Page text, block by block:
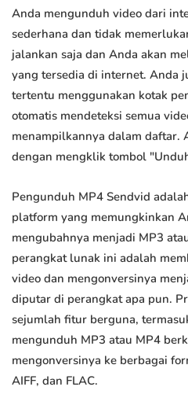
Anda mengunduh video dari
sederhana dan tidak
jalankan saja dan Anda akan
yang tersedia di internet. Anda
tertentu menggunakan kotak
otomatis mendeteksi semua
menampilkannya dalam daftar.
dengan mengklik tombol
Pengunduh MP4 Sendvid
platform yang memungkinkan
mengubahnya menjadi MP3
perangkat lunak ini adalah
video dan mengonversinya
diputar di perangkat apa pun.
sejumlah fitur berguna,
mengunduh MP3 atau MP4
mengonversinya ke berbagai
AIFF, dan FLAC.